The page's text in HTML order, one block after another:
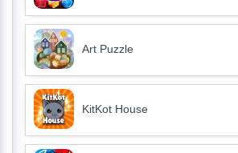
Art Puzzle
KitKot House